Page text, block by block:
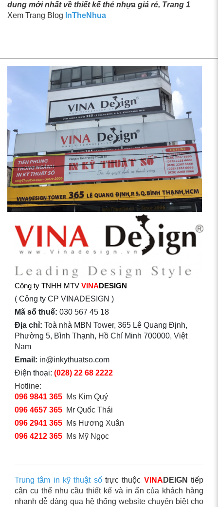
dung mới nhất về thiết kế thẻ nhựa giá rẻ, Trang 1
Xem Trang Blog InTheNhua
Công ty TNHH MTV VINADESIGN
( Công ty CP VINADESIGN )
Mã số thuế: 030 567 45 18
Địa chỉ: Toà nhà MBN Tower, 365 Lê Quang Định,
Phường 5, Bình Thạnh, Hồ Chí Minh 700000, Việt
Nam
Email: in@inkythuatso.com
Điện thoại: (028) 22 68 2222
Hotline:
096 9841 365 Ms Kim Quý
096 4657 365 Mr Quốc Thái
096 2941 365 Ms Hương Xuân
096 4212 365 Ms Mỹ Ngọc
Trung tâm in kỹ thuật sốtrực thuộc VINA DEIGN tiếp
cận cụ thể nhu cầu thiết kế và in ấn của khách hàng
nhanh dễ dàng qua hệ thống website chuyên biệt cho